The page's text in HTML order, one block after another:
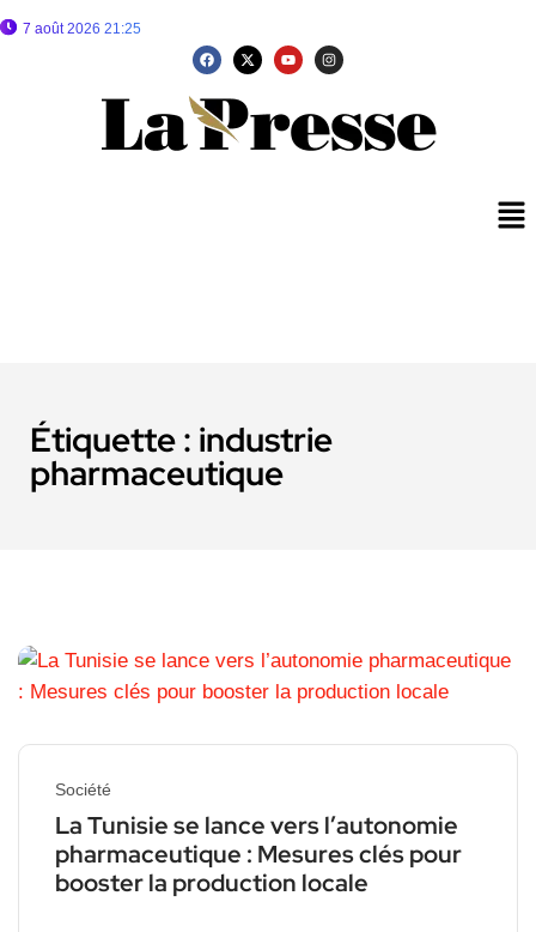
7 août 2026 21:25
Étiquette : industrie
pharmaceutique
Société
La Tunisie se lance vers l’autonomie
pharmaceutique : Mesures clés pour
booster la production locale